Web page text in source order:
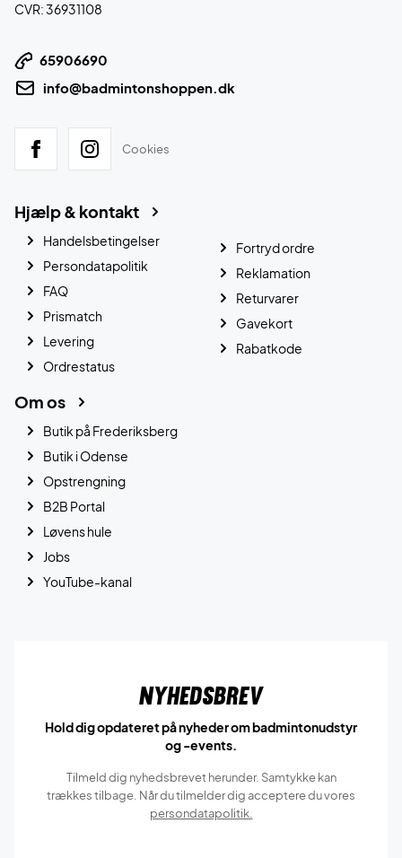
CVR: 36931108
65906690
info@badmintonshoppen.dk
Cookies
Hjælp & kontakt
Handelsbetingelser
Persondatapolitik
FAQ
Prismatch
Levering
Ordrestatus
Fortryd ordre
Reklamation
Returvarer
Gavekort
Rabatkode
Om os
Butik på Frederiksberg
Butik i Odense
Opstrengning
B2B Portal
Løvens hule
Jobs
YouTube-kanal
Nyhedsbrev
Hold dig opdateret på nyheder om badmintonudstyr
og -events.
Tilmeld dig nyhedsbrevet herunder. Samtykke kan
trækkes tilbage. Når du tilmelder dig acceptere du vores
persondatapolitik.